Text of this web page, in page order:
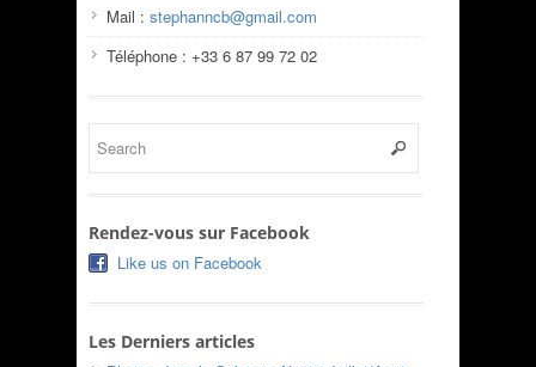
Mail : stephanncb@gmail.com
Téléphone : +33 6 87 99 72 02
Rendez-vous sur Facebook
Like us on Facebook
Les Derniers articles